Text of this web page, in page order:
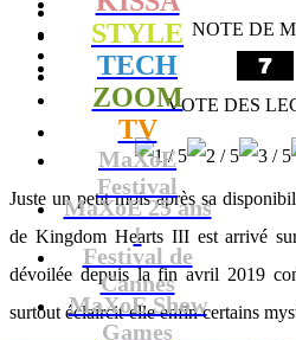
STYLE
TECH
ZOOM
TV
MaXoE
Festival
MaXoE 25 ans
!
Festival de
Cannes
MaXoE Show
Games
NOTE DE
VOTE DES
Juste un petit mois après sa
de Kingdom Hearts III est arrivé
dévoilée depuis la fin avril 2019
surtout éclaircit-elle enfin certains